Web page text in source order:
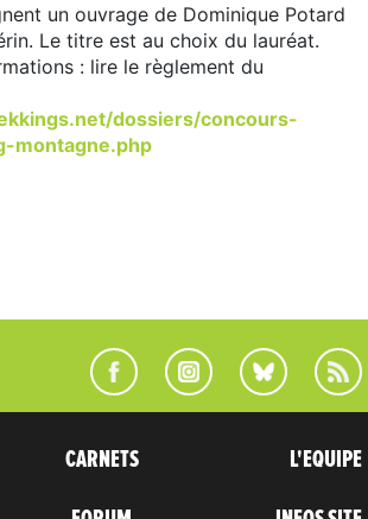
un ouvrage de Dominique Potard
Le titre est au choix du lauréat.
: lire le règlement du
dossiers/concours-
montagne.php
CARNETS L'EQUIPE